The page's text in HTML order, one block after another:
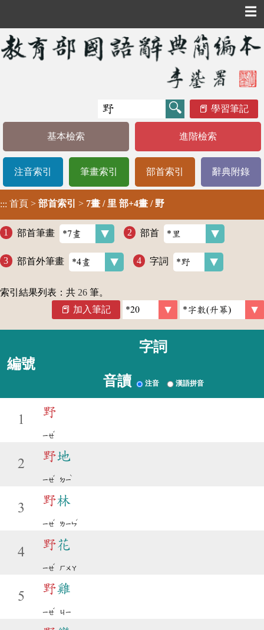
☰
學習筆記
基本檢索 進階檢索
注音索引 筆畫索引 部首索引 辭典附錄
::: 首頁 > 部首索引 > 7畫 / 里 部+4畫 / 野
部首筆畫 部首
部首外筆畫 字詞
索引結果列表：共 26 筆。
加入筆記
編號
字詞
音讀 注音 漢語拼音
1
野
ㄧㄝ
ˇ
2
野地
ㄧㄝ
ˇ
ㄉㄧ
ˋ
3
野林
ㄧㄝ
ˇ
ㄌㄧㄣ
ˊ
4
野花
ㄧㄝ
ˇ
ㄏㄨㄚ
5
野雞
ㄧㄝ
ˇ
ㄐㄧ